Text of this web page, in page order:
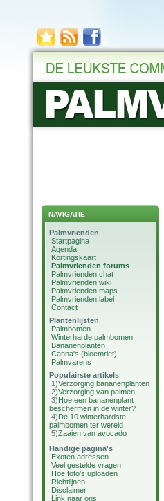
NAVIGATIE
Palmvrienden
Startpagina
Agenda
Kortingskaart
Palmvrienden forums
Palmvrienden chat
Palmvrienden wiki
Palmvrienden maps
Palmvrienden label
Contact
Plantenlijsten
Palmbomen
Winterharde palmbomen
Bananenplanten
Canna's (bloemriet)
Palmvarens
Populairste artikels
1)Verzorging bananenplanten
2)Verzorging van palmen
3)Hoe een bananenplant
beschermen in de winter?
4)De 10 winterhardste
palmbomen ter wereld
5)Zaaien van avocado
Handige pagina's
Exoten adressen
Veel gestelde vragen
Hoe foto's uploaden
Richtlijnen
Disclaimer
Link naar ons